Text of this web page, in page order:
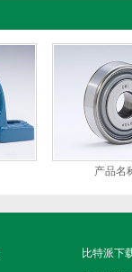
产品名
比特派下